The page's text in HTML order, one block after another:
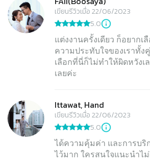
เขียนรีวิวเมื่อ 22/06/2023
5.0
แต่งงานครั้งเดียว ก็อยาก
ความประทับใจของเราทั้ง
เลือกที่นี่ก็ไม่ทำให้ผิดหวังเ
เลยค่ะ
Ittawat, Hand
เขียนรีวิวเมื่อ 22/06/2023
5.0
ได้ความคุ้มค่า และการบริ
ไว้มาก ใครสนใจแนะนำไ